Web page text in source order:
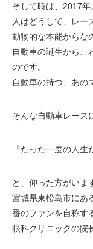
そして時は、2017年
人はどうして、レー
動物的な本能からな
自動車の誕生から、
のです。
自動車の持つ、あの
そんな自動車レース
『たった一度の人生
と、仰った方がいま
宮城県東松島市にあ
番のファンを自称す
眼科クリニックの院